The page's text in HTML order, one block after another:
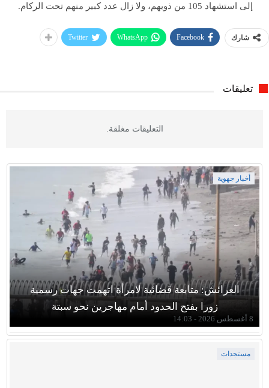
إلى استشهاد 105 من ذويهم، ولا زال عدد كبير منهم تحت الركام.
شارك Facebook
WhatsApp
Twitter
تعليقات
التعليقات مغلقة.
أخبار جهوية
العرائش: متابعة قضائية لامرأة اتهمت جهات رسمية
زورا بفتح الحدود أمام مهاجرين نحو سبتة
8 أغسطس 2026 - 14:03
مستجدات